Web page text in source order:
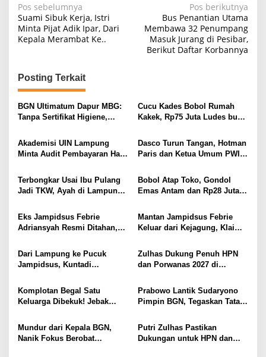
N
a
v
g
a
s
p
o
s
Pos sebelumnya
Suami Sibuk Kerja, Istri
Minta Pijat Adik Ipar, Dari
Kepala Merambat Ke..
Pos berikutnya
Bus Penantian Utama
Membawa 32 Penumpang
Masuk Jurang di Pesibar,
Berikut Daftar Korbannya
Posting Terkait
BGN Ultimatum Dapur MBG:
Tanpa Sertifikat Higiene,
Cucu Kades Bobol Rumah
Kakek, Rp75 Juta Ludes buat
Ditembak Polisi
Akademisi UIN Lampung
Minta Audit Pembayaran Hak
Kepastian Hukum Tak Boleh
Berlarut
Dasco Turun Tangan, Hotman
Paris dan Ketua Umum PWI
Polemik Wartawan?
Terbongkar Usai Ibu Pulang
Jadi TKW, Ayah di Lampung
Kandung Selama Empat
Tahun, Nyaris Diamuk Massa
Bobol Atap Toko, Gondol
Emas Antam dan Rp28 Juta!
Bersama Reskrim Polsek
Kotabumi Kota Bekuk
Komplotan Curat
Eks Jampidsus Febrie
Adriansyah Resmi Ditahan,
Usai Diperiksa Berjam-jam
Mantan Jampidsus Febrie
Keluar dari Kejagung, Klaim
Dari Lampung ke Pucuk
Jampidsus, Kuntadi
Korupsi Strategis
Zulhas Dukung Penuh HPN
dan Porwanas 2027 di
Prabowo Hadir
Komplotan Begal Satu
Keluarga Dibekuk! Jebak
Todong Airsoft Gun lalu
Gondol Motor
Prabowo Lantik Sudaryono
Pimpin BGN, Tegaskan Tata
Program Makan Bergizi
Mundur dari Kepala BGN,
Nanik Fokus Berobat
Putri Zulhas Pastikan
Dukungan untuk HPN dan